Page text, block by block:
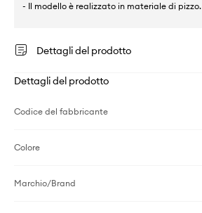
- Il modello è realizzato in materiale di pizzo.
Dettagli del prodotto
Dettagli del prodotto
Codice del fabbricante
Colore
Marchio/Brand